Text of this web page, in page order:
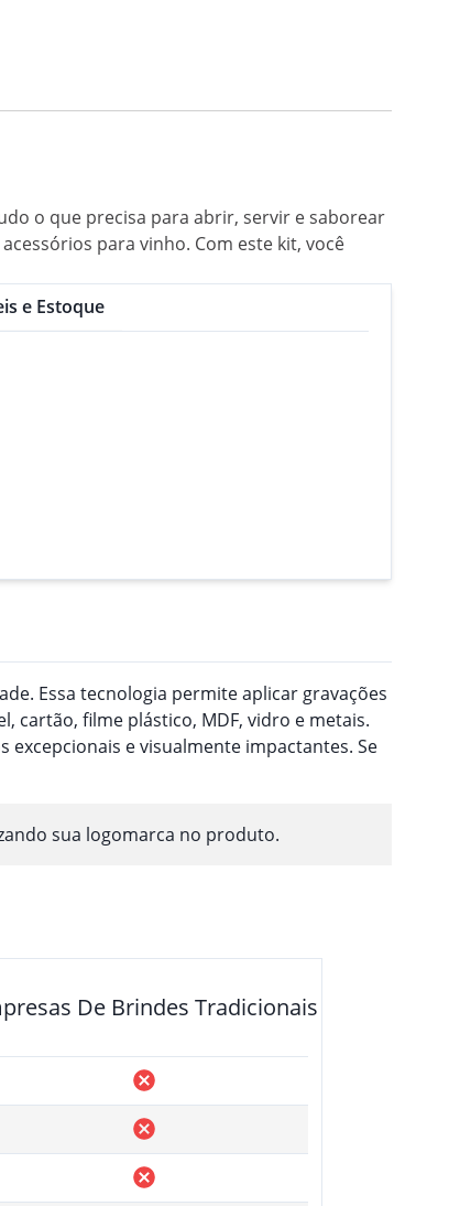
o que precisa para abrir, servir e saborear
para vinho. Com este kit, você
e Estoque
Essa tecnologia permite aplicar gravações
cartão, filme plástico, MDF, vidro e metais.
excepcionais e visualmente impactantes. Se
sua logomarca no produto.
De Brindes Tradicionais